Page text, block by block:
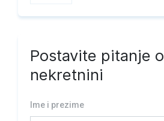
Postavite pitanje o
nekretnini
Ime i prezime